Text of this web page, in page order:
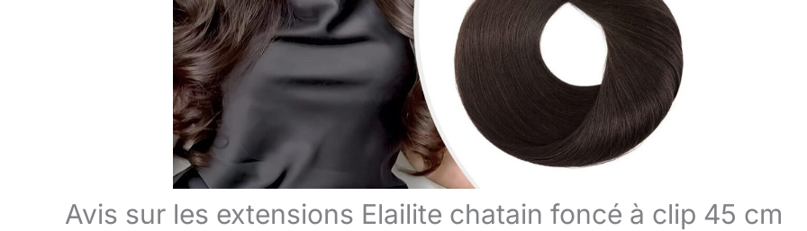
Avis sur les extensions Elailite chatain foncé à clip 45 cm